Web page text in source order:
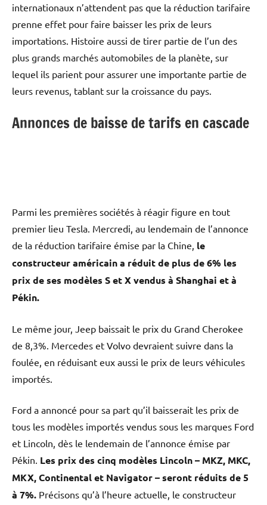
internationaux n’attendent pas que la réduction tarifaire
prenne effet pour faire baisser les prix de leurs
importations. Histoire aussi de tirer partie de l’un des
plus grands marchés automobiles de la planète, sur
lequel ils parient pour assurer une importante partie de
leurs revenus, tablant sur la croissance du pays.
Annonces de baisse de tarifs en cascade
Parmi les premières sociétés à réagir figure en tout
premier lieu Tesla. Mercredi, au lendemain de l’annonce
de la réduction tarifaire émise par la Chine, le
constructeur américain a réduit de plus de 6% les
prix de ses modèles S et X vendus à Shanghai et à
Pékin.
Le même jour, Jeep baissait le prix du Grand Cherokee
de 8,3%. Mercedes et Volvo devraient suivre dans la
foulée, en réduisant eux aussi le prix de leurs véhicules
importés.
Ford a annoncé pour sa part qu’il baisserait les prix de
tous les modèles importés vendus sous les marques Ford
et Lincoln, dès le lendemain de l’annonce émise par
Pékin. Les prix des cinq modèles Lincoln – MKZ, MKC,
MKX, Continental et Navigator – seront réduits de 5
à 7%. Précisons qu’à l’heure actuelle, le constructeur